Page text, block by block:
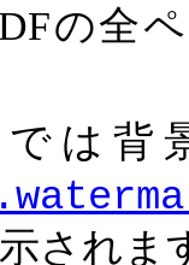
の全
は背
されま